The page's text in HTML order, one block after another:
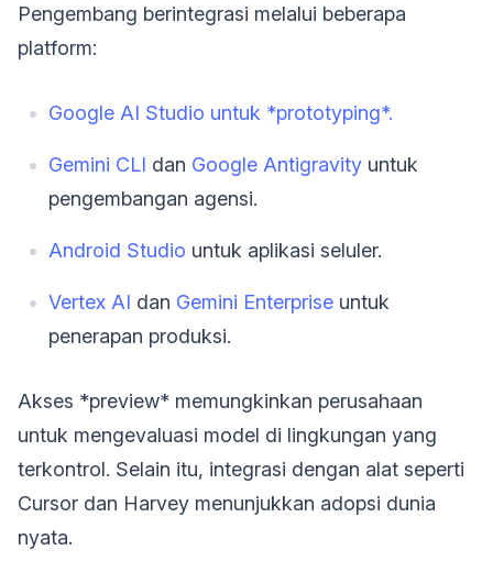
Pengembang berintegrasi melalui beberapa
platform:
Google AI Studio untuk *prototyping*.
Gemini CLI dan Google Antigravity untuk
pengembangan agensi.
Android Studio untuk aplikasi seluler.
Vertex AI dan Gemini Enterprise untuk
penerapan produksi.
Akses *preview* memungkinkan perusahaan
untuk mengevaluasi model di lingkungan yang
terkontrol. Selain itu, integrasi dengan alat seperti
Cursor dan Harvey menunjukkan adopsi dunia
nyata.